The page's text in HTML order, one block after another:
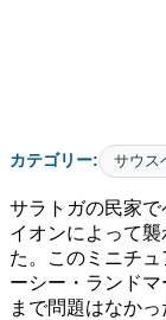
カテゴリー: サウス
サラトガの民家
イオンによって
た。このミニチ
ーシー・ランド
まで問題はなか